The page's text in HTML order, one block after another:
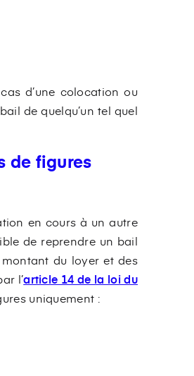
d’une colocation ou
de quelqu’un tel quel
de figures
en cours à un autre
de reprendre un bail
du loyer et des
l’article 14 de la loi du
uniquement :